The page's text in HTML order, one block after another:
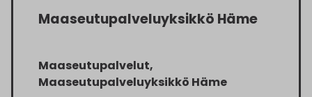
Maaseutupalveluyksikkö Häme
Maaseutupalvelut,
Maaseutupalveluyksikkö Häme